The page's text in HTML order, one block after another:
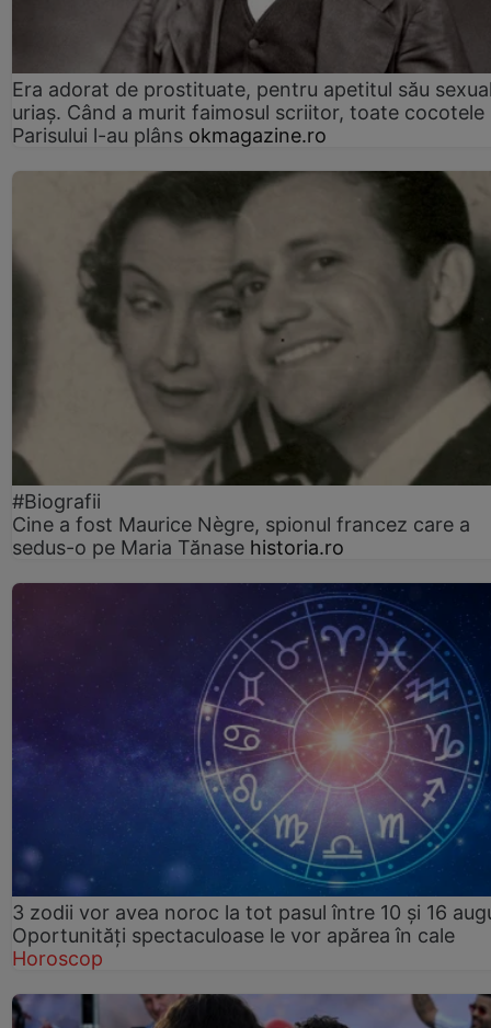
Era adorat de prostituate, pentru apetitul său
uriaș. Când a murit faimosul scriitor, toate cocotele
Parisului l-au plâns okmagazine.ro
#Biografii
Cine a fost Maurice Nègre, spionul francez care a
sedus-o pe Maria Tănase historia.ro
3 zodii vor avea noroc la tot pasul între 10 și 16
Oportunități spectaculoase le vor apărea în cale
Horoscop